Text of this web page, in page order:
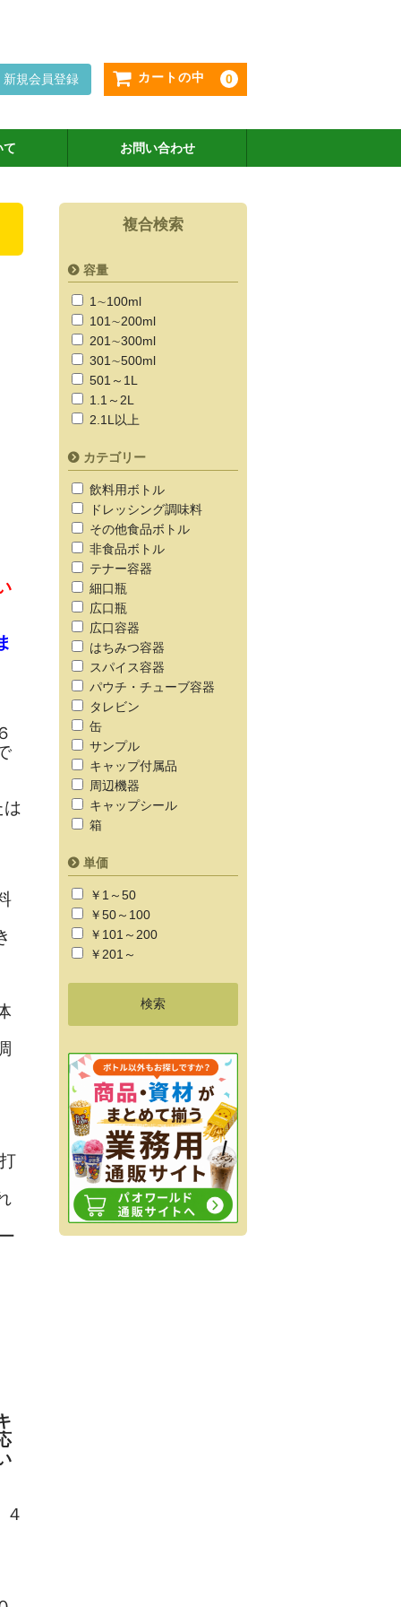
新規会員登録 カートの中 0
て お問い合わせ
は
複合検索
容量
1∼100ml
101∼200ml
201∼300ml
301∼500ml
501～1L
1.1～2L
2.1L以上
カテゴリー
飲料用ボトル
ドレッシング調味料
その他食品ボトル
非食品ボトル
テナー容器
細口瓶
広口瓶
広口容器
はちみつ容器
スパイス容器
パウチ・チューブ容器
タレビン
缶
サンプル
キャップ付属品
周辺機器
キャップシール
箱
単価
￥1～50
￥50～100
￥101～200
￥201～